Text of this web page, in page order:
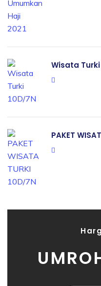
Wisata Turki
PAKET